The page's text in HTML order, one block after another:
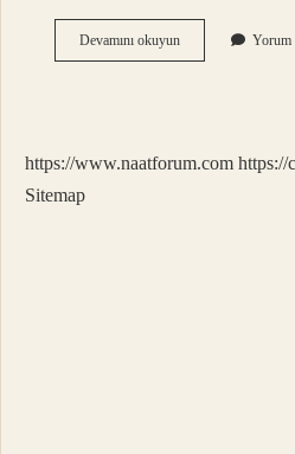
Devamını okuyunKartallı
Kazım
Yorum
https://www.naatforum.com https://
Sitemap